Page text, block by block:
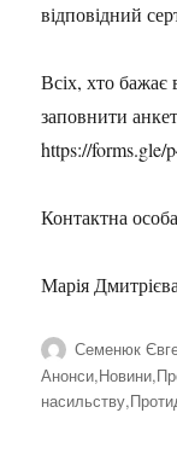
відповідний
Всіх, хто бажає
заповнити
https://
Контактна
Марія Дмитрієва
Автор
Семенюк
Анонси,Новини,
насильству,